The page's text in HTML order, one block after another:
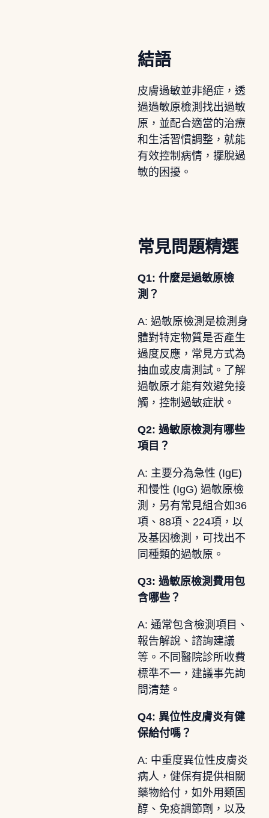
結語
皮膚過敏並非絕症，透
過過敏原檢測找出過敏
原，並配合適當的治療
和生活習慣調整，就能
有效控制病情，擺脫過
敏的困擾。
常見問題精選
Q1: 什麼是過敏原檢
測？
A: 過敏原檢測是檢測身
體對特定物質是否產生
過度反應，常見方式為
抽血或皮膚測試。了解
過敏原才能有效避免接
觸，控制過敏症狀。
Q2: 過敏原檢測有哪些
項目？
A: 主要分為急性 (IgE)
和慢性 (IgG) 過敏原檢
測，另有常見組合如36
項、88項、224項，以
及基因檢測，可找出不
同種類的過敏原。
Q3: 過敏原檢測費用包
含哪些？
A: 通常包含檢測項目、
報告解說、諮詢建議
等。不同醫院診所收費
標準不一，建議事先詢
問清楚。
Q4: 異位性皮膚炎有健
保給付嗎？
A: 中重度異位性皮膚炎
病人，健保有提供相關
藥物給付，如外用類固
醇、免疫調節劑，以及